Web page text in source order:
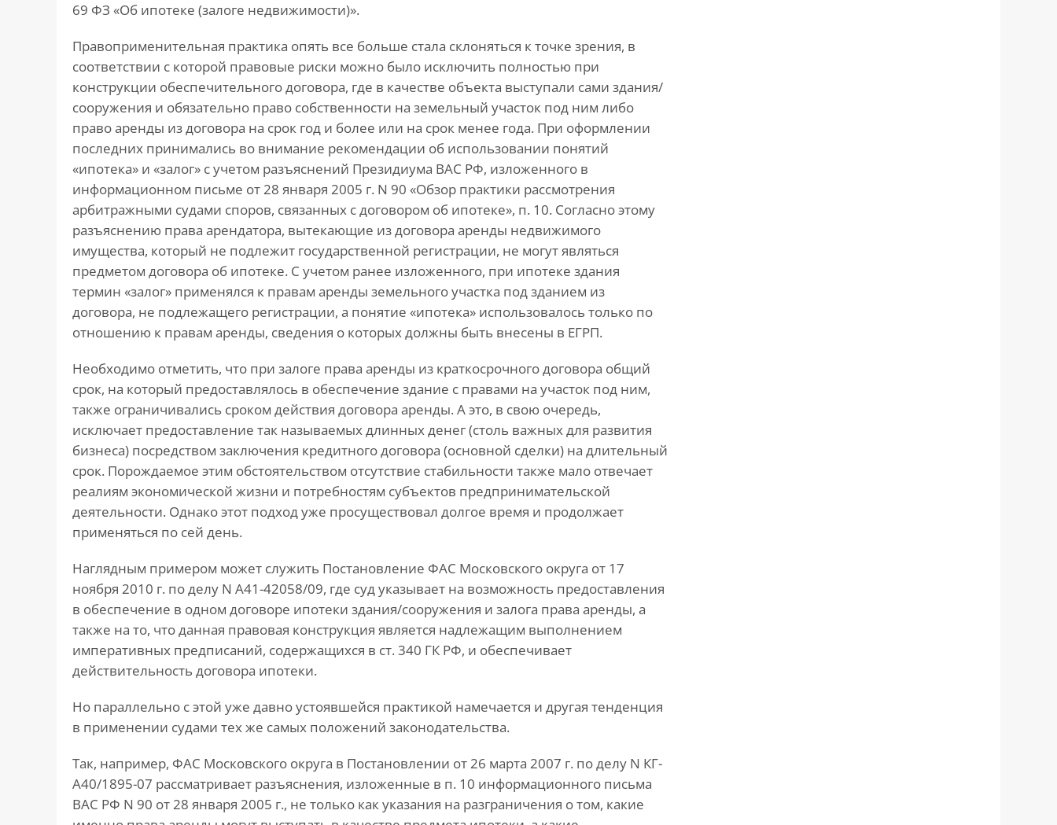
69 ФЗ «Об ипотеке (залоге недвижимости)».
Правоприменительная практика опять все больше стала склоняться к точке зрения, в
соответствии с которой правовые риски можно было исключить полностью при
конструкции обеспечительного договора, где в качестве объекта выступали сами здания/
сооружения и обязательно право собственности на земельный участок под ним либо
право аренды из договора на срок год и более или на срок менее года. При оформлении
последних принимались во внимание рекомендации об использовании понятий
«ипотека» и «залог» с учетом разъяснений Президиума ВАС РФ, изложенного в
информационном письме от 28 января 2005 г. N 90 «Обзор практики рассмотрения
арбитражными судами споров, связанных с договором об ипотеке», п. 10. Согласно этому
разъяснению права арендатора, вытекающие из договора аренды недвижимого
имущества, который не подлежит государственной регистрации, не могут являться
предметом договора об ипотеке. С учетом ранее изложенного, при ипотеке здания
термин «залог» применялся к правам аренды земельного участка под зданием из
договора, не подлежащего регистрации, а понятие «ипотека» использовалось только по
отношению к правам аренды, сведения о которых должны быть внесены в ЕГРП.
Необходимо отметить, что при залоге права аренды из краткосрочного договора общий
срок, на который предоставлялось в обеспечение здание с правами на участок под ним,
также ограничивались сроком действия договора аренды. А это, в свою очередь,
исключает предоставление так называемых длинных денег (столь важных для развития
бизнеса) посредством заключения кредитного договора (основной сделки) на длительный
срок. Порождаемое этим обстоятельством отсутствие стабильности также мало отвечает
реалиям экономической жизни и потребностям субъектов предпринимательской
деятельности. Однако этот подход уже просуществовал долгое время и продолжает
применяться по сей день.
Наглядным примером может служить Постановление ФАС Московского округа от 17
ноября 2010 г. по делу N А41-42058/09, где суд указывает на возможность предоставления
в обеспечение в одном договоре ипотеки здания/сооружения и залога права аренды, а
также на то, что данная правовая конструкция является надлежащим выполнением
императивных предписаний, содержащихся в ст. 340 ГК РФ, и обеспечивает
действительность договора ипотеки.
Но параллельно с этой уже давно устоявшейся практикой намечается и другая тенденция
в применении судами тех же самых положений законодательства.
Так, например, ФАС Московского округа в Постановлении от 26 марта 2007 г. по делу N КГ-
А40/1895-07 рассматривает разъяснения, изложенные в п. 10 информационного письма
ВАС РФ N 90 от 28 января 2005 г., не только как указания на разграничения о том, какие